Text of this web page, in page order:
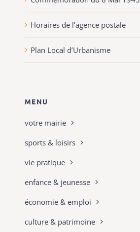
Horaires de l’agence postale
Plan Local d’Urbanisme
MENU
votre mairie
sports & loisirs
vie pratique
enfance & jeunesse
économie & emploi
culture & patrimoine